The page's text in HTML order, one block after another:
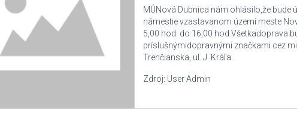
MÚNová Dubnica nám ohlásilo,že bude
námestie vzastavanom území meste
5,00 hod. do 16,00 hod.Všetkadoprava
príslušnýmidopravnými značkami cez
Trenčianska, ul. J. Kráľa
Zdroj: User Admin